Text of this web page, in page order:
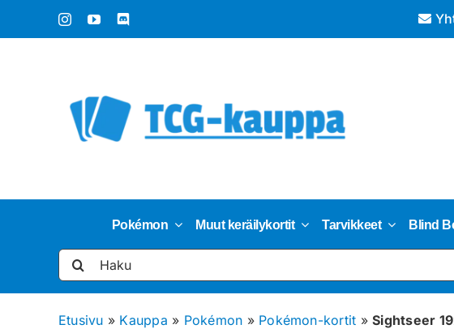
Pokémon Muut keräilykortit Tarvikkeet Blind
Etsi
...
Etusivu » Kauppa » Pokémon » Pokémon-kortit »Sightseer